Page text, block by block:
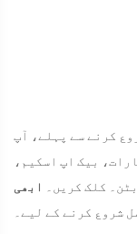
شروع کرنے سے پہلے، آپ
بیک اپ اسکیم،
کلک کریں۔ ابھی
شروع کرنے کے لیے۔